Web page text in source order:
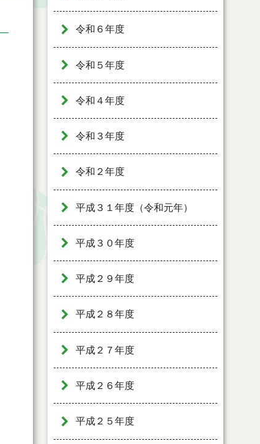
令和６年度
令和５年度
令和４年度
令和３年度
令和２年度
平成３１年度（令和元年）
平成３０年度
平成２９年度
平成２８年度
平成２７年度
平成２６年度
平成２５年度